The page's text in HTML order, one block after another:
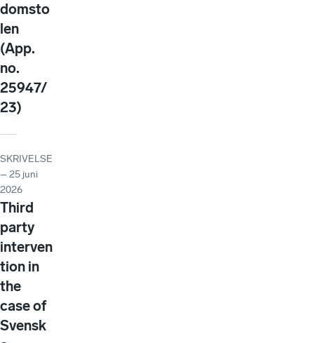
domsto
len
(App.
no.
25947/
23)
SKRIVELSE
– 25 juni
2026
Third
party
interven
tion in
the
case of
Svensk